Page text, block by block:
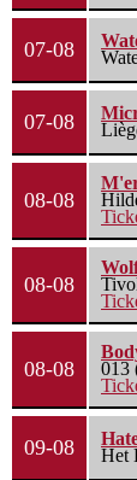
07-08
07-08
08-08
08-08
08-08
013
09-08
Het